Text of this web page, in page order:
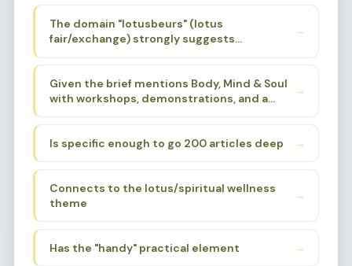
provided, I know it was associated with
Body, Mind & Soul events. I need to find a
specific sub-sub-niche that aligns with the
deep enough for 200 articles.
The domain "lotusbeurs" (lotus
fair/exchange) strongly suggests
holistic living. The lotus flower is a powerful
symbol in Eastern spirituality - Buddhism,
Hinduism, yoga traditions. The "beurs"
(fair/market) aspect suggests a gathering
place for these practices.
→
Given the brief mentions Body, Mind & Soul
with workshops, demonstrations, and a
loving atmosphere, I need to find a sub-
sub-niche that:
→
Is specific enough to go 200 articles deep →
Connects to the lotus/spiritual wellness
theme
→
Has the "handy" practical element →